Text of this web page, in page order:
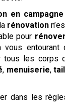
en campagne
rénovation
pour rénover
entourant
tous les corps
, menuiserie,
dans les